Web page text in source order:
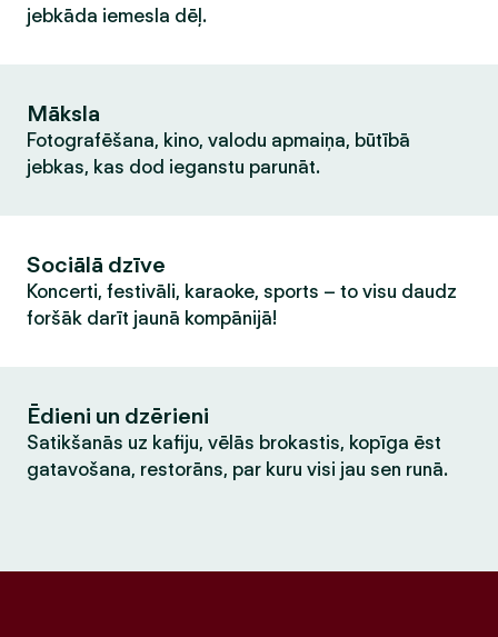
jebkāda iemesla dēļ.
Māksla
Fotografēšana, kino, valodu apmaiņa, būtībā
jebkas, kas dod ieganstu parunāt.
Sociālā dzīve
Koncerti, festivāli, karaoke, sports – to visu daudz
foršāk darīt jaunā kompānijā!
Ēdieni un dzērieni
Satikšanās uz kafiju, vēlās brokastis, kopīga ēst
gatavošana, restorāns, par kuru visi jau sen runā.